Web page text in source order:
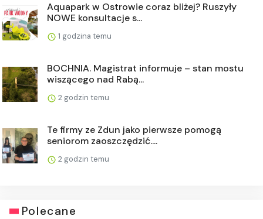
Aquapark w Ostrowie coraz bliżej? Ruszyły
NOWE konsultacje s...
1 godzina temu
BOCHNIA. Magistrat informuje – stan mostu
wiszącego nad Rabą...
2 godzin temu
Te firmy ze Zdun jako pierwsze pomogą
seniorom zaoszczędzić....
2 godzin temu
Polecane